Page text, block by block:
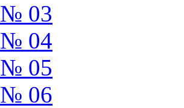
№ 03
№ 04
№ 05
№ 06